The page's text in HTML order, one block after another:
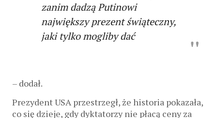
zanim dadzą Putinowi
największy prezent świąteczny,
jaki tylko mogliby dać
– dodał.
Prezydent USA przestrzegł, że historia pokazała,
co się dzieje, gdy dyktatorzy nie płacą ceny za